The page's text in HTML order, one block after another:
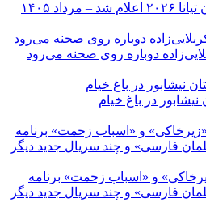
۱۴۰۵
در باغ خیام
و «اسباب زحمت» برنامه
فارسی» و چند سریال جدید دیگر